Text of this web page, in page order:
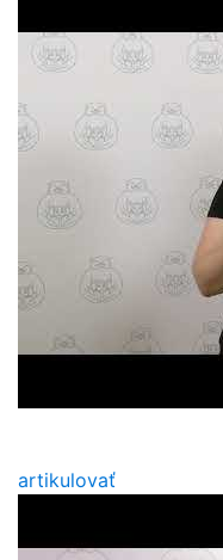
artikulovať